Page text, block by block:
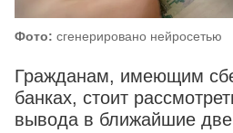
Фото: сгенерировано нейросетью
Гражданам, имеющим
банках, стоит
вывода в ближайшие